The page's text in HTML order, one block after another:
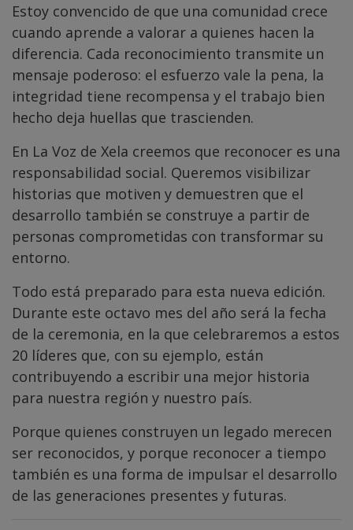
Estoy convencido de que una comunidad crece
cuando aprende a valorar a quienes hacen la
diferencia. Cada reconocimiento transmite un
mensaje poderoso: el esfuerzo vale la pena, la
integridad tiene recompensa y el trabajo bien
hecho deja huellas que trascienden.
En La Voz de Xela creemos que reconocer es una
responsabilidad social. Queremos visibilizar
historias que motiven y demuestren que el
desarrollo también se construye a partir de
personas comprometidas con transformar su
entorno.
Todo está preparado para esta nueva edición.
Durante este octavo mes del año será la fecha
de la ceremonia, en la que celebraremos a estos
20 líderes que, con su ejemplo, están
contribuyendo a escribir una mejor historia
para nuestra región y nuestro país.
Porque quienes construyen un legado merecen
ser reconocidos, y porque reconocer a tiempo
también es una forma de impulsar el desarrollo
de las generaciones presentes y futuras.